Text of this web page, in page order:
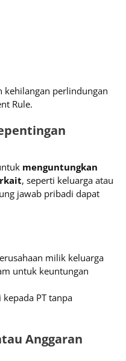
kehilangan perlindungan
Rule.
menguntungkan
, seperti keluarga atau
jawab pribadi dapat
milik keluarga
untuk keuntungan
PT tanpa
Anggaran